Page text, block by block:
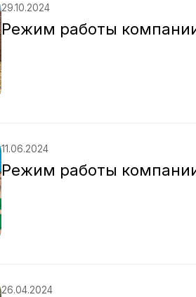
29.10.2024
Режим работы
11.06.2024
Режим работы
26.04.2024